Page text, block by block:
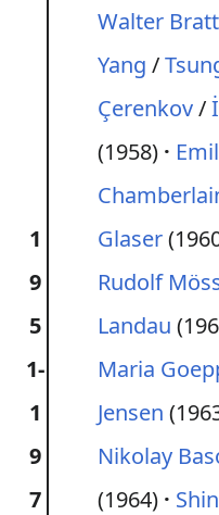
1
9
5
1-
1
9
7
Walter
Yang /
Çerenkov/
(1958)
Glaser
Rudolf
Landau
Maria
Jensen
Nikolay
(1964)